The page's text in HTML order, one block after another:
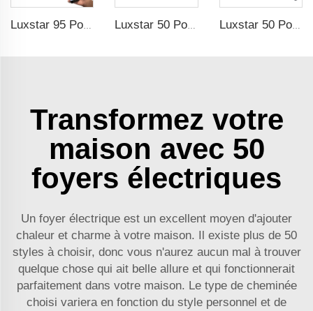
Luxstar 95 Pouces Cheminée Artificielle Intelligente Protection Contre le Surchauffe Chauffage Électrique de Cheminée Luxstar 50 Pouces Haute Qualité Électrique Cheminée Murale Chauffage Pas Pour Encastré Bûches Cristal Décoratif Cheminée Luxstar 50 Pouces Chauffage de Cheminée Électrique Blanche Murale Non destinée à être encastrée, avec Contrôle Tactile à distance pour Chauffage domestique
Transformez votre
maison avec 50
foyers électriques
Un foyer électrique est un excellent moyen d'ajouter
chaleur et charme à votre maison. Il existe plus de 50
styles à choisir, donc vous n'aurez aucun mal à trouver
quelque chose qui ait belle allure et qui fonctionnerait
parfaitement dans votre maison. Le type de cheminée
choisi variera en fonction du style personnel et de